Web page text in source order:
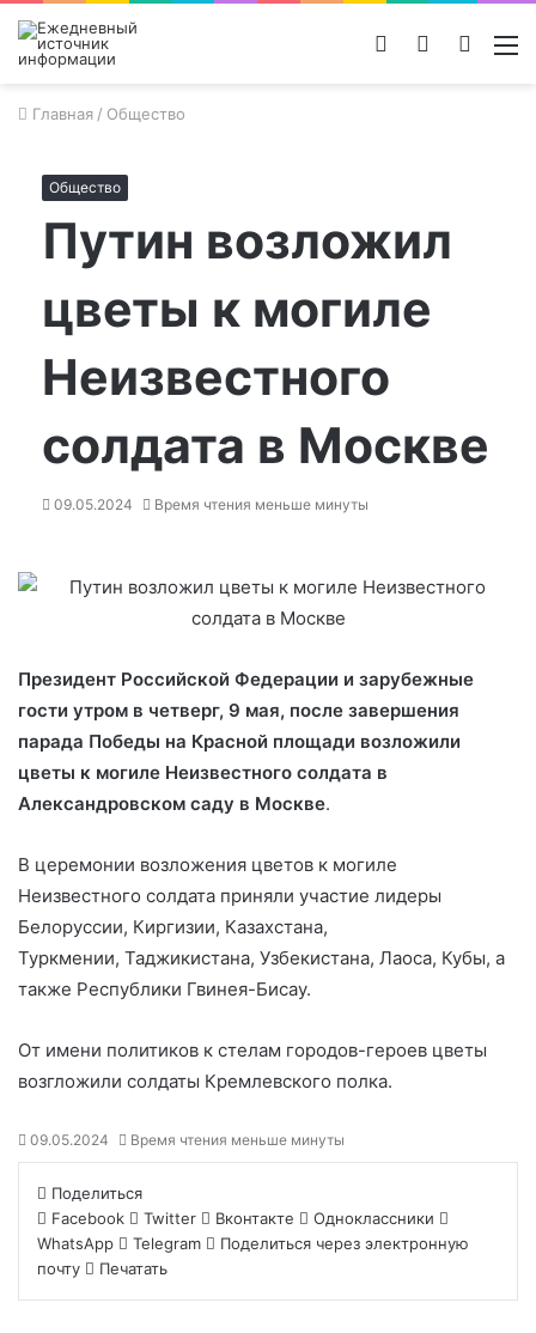
Поиск
Switch
Войти
Главная / Общество
Общество
Путин возложил
цветы к могиле
Неизвестного
солдата в Москве
09.05.2024 Время чтения меньше минуты
Президент Российской Федерации и зарубежные
гости утром в четверг, 9 мая, после завершения
парада Победы на Красной площади возложили
цветы к могиле Неизвестного солдата в
Александровском саду в Москве.
В церемонии возложения цветов к могиле
Неизвестного солдата приняли участие лидеры
Белоруссии, Киргизии, Казахстана,
Туркмении, Таджикистана, Узбекистана, Лаоса, Кубы, а
также Республики Гвинея-Бисау.
От имени политиков к стелам городов-героев цветы
возгложили солдаты Кремлевского полка.
09.05.2024 Время чтения меньше минуты
Поделиться
Facebook
Twitter Вконтакте
Одноклассники
WhatsApp
Telegram
Поделиться через электронную
почту
Печатать